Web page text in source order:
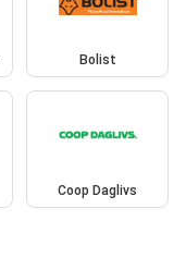
Bolist
Coop Daglivs